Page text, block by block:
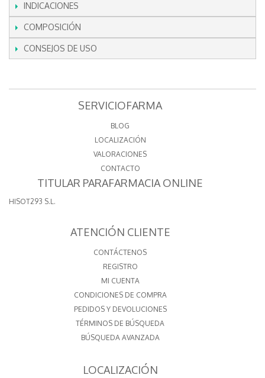
INDICACIONES
COMPOSICIÓN
CONSEJOS DE USO
SERVICIOFARMA
BLOG
LOCALIZACIÓN
VALORACIONES
CONTACTO
TITULAR PARAFARMACIA ONLINE
HISOT293 S.L.
ATENCIÓN CLIENTE
CONTÁCTENOS
REGISTRO
MI CUENTA
CONDICIONES DE COMPRA
PEDIDOS Y DEVOLUCIONES
TÉRMINOS DE BÚSQUEDA
BÚSQUEDA AVANZADA
LOCALIZACIÓN